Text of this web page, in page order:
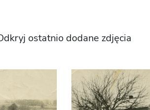
ostatnio dodane zdjęcia